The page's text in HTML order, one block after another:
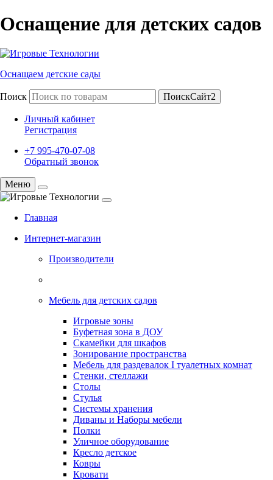
Оснащение для детских садов
Оснащаем детские сады
Поиск ПоискСайт2
Личный кабинет
Регистрация
+7 995-470-07-08
Обратный звонок
Меню
Главная
Интернет-магазин
Производители
Мебель для детских садов
Игровые зоны
Буфетная зона в ДОУ
Скамейки для шкафов
Зонирование пространства
Мебель для раздевалок I туалетных комнат
Стенки, стеллажи
Столы
Стулья
Системы хранения
Диваны и Наборы мебели
Полки
Уличное оборудование
Кресло детское
Ковры
Кровати